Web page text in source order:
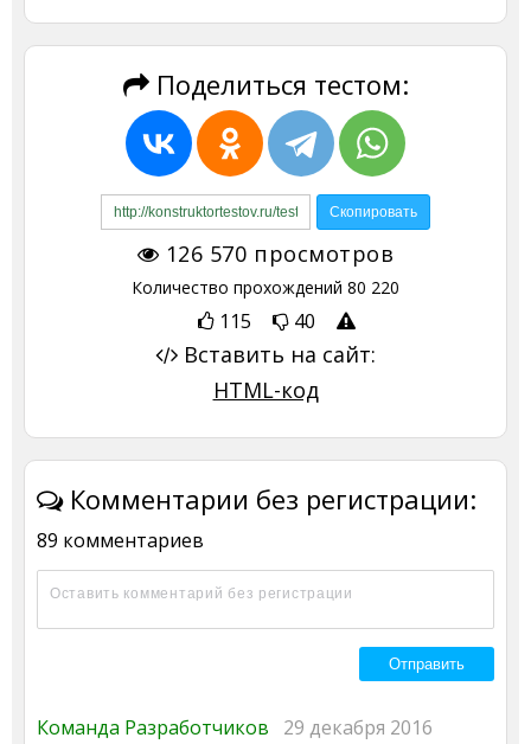
Поделиться тестом:
126 570 просмотров
Количество прохождений 80 220
115 40
Вставить на сайт:
HTML-код
Комментарии без регистрации:
89 комментариев
Команда Разработчиков 29 декабря 2016